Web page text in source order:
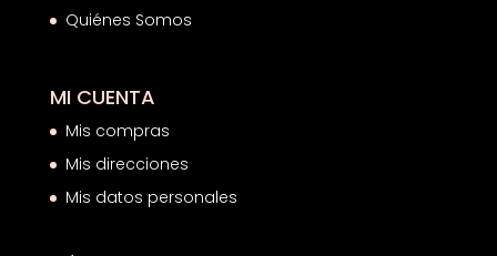
Quiénes Somos
MI CUENTA
Mis compras
Mis direcciones
Mis datos personales